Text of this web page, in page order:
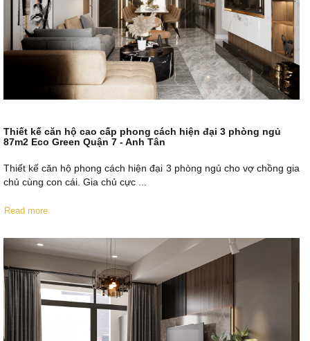
Thiết kế căn hộ cao cấp phong cách hiện đại 3 phòng ngủ
87m2 Eco Green Quận 7 - Anh Tân
Thiết kế căn hộ phong cách hiện đại 3 phòng ngủ cho vợ chồng gia
chủ cùng con cái. Gia chủ cực ...
Read more